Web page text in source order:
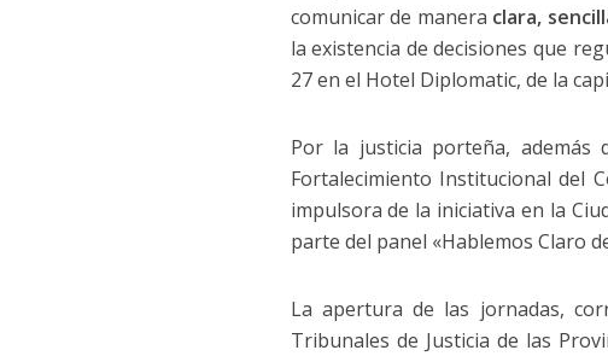
comunicar de manera clara,
la existencia de decisiones que
27 en el Hotel Diplomatic, de la
Por la justicia porteña,
Fortalecimiento Institucional del
impulsora de la iniciativa en la
parte del panel «Hablemos Claro
La apertura de las jornadas,
Tribunales de Justicia de las